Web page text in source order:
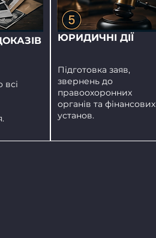
всі
ЮРИДИЧНІ ДІЇ
Підготовка заяв,
звернень до
правоохоронних
органів та фінансових
установ.